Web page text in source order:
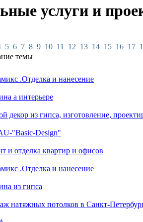
услуги и
5 6 7 8 9 10 11 12 13 14 15 16 17
темы
.Отделка и нанесение
а интерьере
декор из гипса, изготовление,
"Basic-Design"
и отделка квартир и офисов
.Отделка и нанесение
из гипса
натяжных потолков в Санкт-